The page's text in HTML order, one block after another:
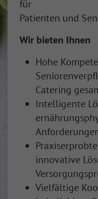
für
Patienten und
Wir bieten Ihnen
Hohe
Catering
Intelligente
innovative
Vielfältige